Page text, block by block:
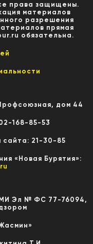
права защищены.
материалов
разрешения
прямая
обязательна.
дом 44
168-85-53
сайта: 21-30-85
«Новая Бурятия»:
Эл № ФС 77-76094,